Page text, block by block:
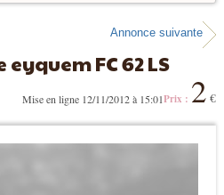
Annonce suivante
FC 62 LS
Prix : 2 €
Mise en ligne 12/11/2012 à 15:01